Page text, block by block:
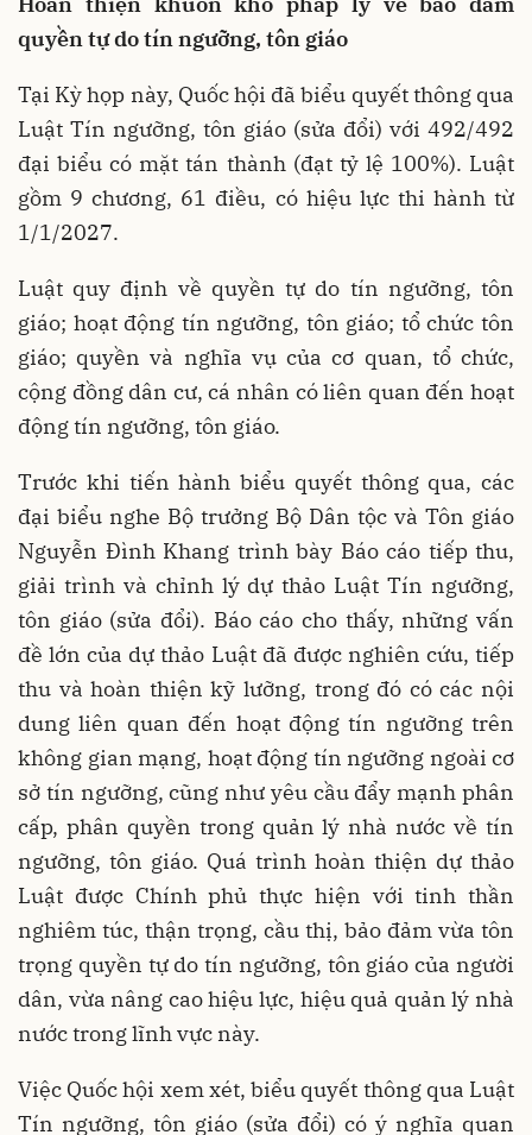
quyền tự do tín ngưỡng, tôn giáo
Tại Kỳ họp này, Quốc hội đã biểu quyết thông qua
Luật Tín ngưỡng, tôn giáo (sửa đổi) với 492/492
đại biểu có mặt tán thành (đạt tỷ lệ 100%). Luật
gồm 9 chương, 61 điều, có hiệu lực thi hành từ
1/1/2027.
Luật quy định về quyền tự do tín ngưỡng, tôn
giáo; hoạt động tín ngưỡng, tôn giáo; tổ chức tôn
giáo; quyền và nghĩa vụ của cơ quan, tổ chức,
cộng đồng dân cư, cá nhân có liên quan đến hoạt
động tín ngưỡng, tôn giáo.
Trước khi tiến hành biểu quyết thông qua, các
đại biểu nghe Bộ trưởng Bộ Dân tộc và Tôn giáo
Nguyễn Đình Khang trình bày Báo cáo tiếp thu,
giải trình và chỉnh lý dự thảo Luật Tín ngưỡng,
tôn giáo (sửa đổi). Báo cáo cho thấy, những vấn
đề lớn của dự thảo Luật đã được nghiên cứu, tiếp
thu và hoàn thiện kỹ lưỡng, trong đó có các nội
dung liên quan đến hoạt động tín ngưỡng trên
không gian mạng, hoạt động tín ngưỡng ngoài cơ
sở tín ngưỡng, cũng như yêu cầu đẩy mạnh phân
cấp, phân quyền trong quản lý nhà nước về tín
ngưỡng, tôn giáo. Quá trình hoàn thiện dự thảo
Luật được Chính phủ thực hiện với tinh thần
nghiêm túc, thận trọng, cầu thị, bảo đảm vừa tôn
trọng quyền tự do tín ngưỡng, tôn giáo của người
dân, vừa nâng cao hiệu lực, hiệu quả quản lý nhà
nước trong lĩnh vực này.
Việc Quốc hội xem xét, biểu quyết thông qua Luật
Tín ngưỡng, tôn giáo (sửa đổi) có ý nghĩa quan